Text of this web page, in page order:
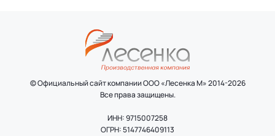
© Официальный сайт компании ООО «Лесенка М» 2014-2026
Все права защищены.
ИНН: 9715007258
ОГРН: 5147746409113